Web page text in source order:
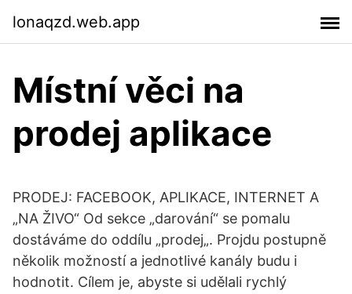
lonaqzd.web.app
Místní věci na
prodej aplikace
PRODEJ: FACEBOOK, APLIKACE, INTERNET A
„NA ŽIVO“ Od sekce „darování“ se pomalu
dostáváme do oddílu „prodej„. Projdu postupně
několik možností a jednotlivé kanály budu i
hodnotit. Cílem je, abyste si udělali rychlý